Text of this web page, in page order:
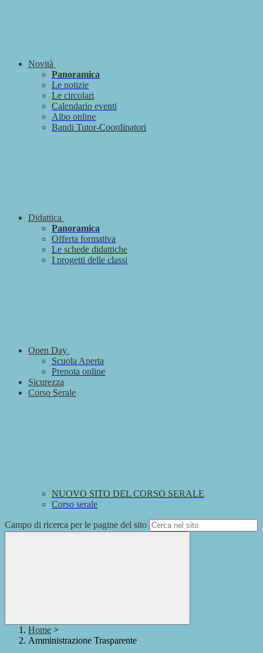
Novità
Panoramica
Le notizie
Le circolari
Calendario eventi
Albo online
Bandi Tutor-Coordinatori
Didattica
Panoramica
Offerta formativa
Le schede didattiche
I progetti delle classi
Open Day
Scuola Aperta
Prenota online
Sicurezza
Corso Serale
NUOVO SITO DEL CORSO SERALE
Corso serale
Campo di ricerca per le pagine del sito
Home >
Amministrazione Trasparente